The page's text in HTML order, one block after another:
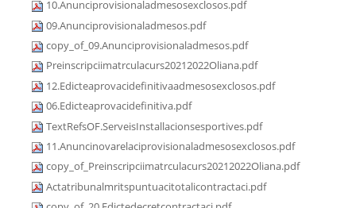
10.Anunciprovisionaladmesosexclosos.pdf
09.Anunciprovisionaladmesos.pdf
copy_of_09.Anunciprovisionaladmesos.pdf
Preinscripciimatrculacurs20212022Oliana.pdf
12.Edicteaprovacidefinitivaadmesosexclosos.pdf
06.Edicteaprovacidefinitiva.pdf
TextRefsOF.ServeisInstallacionsesportives.pdf
11.Anuncinovarelaciprovisionaladmesosexclosos.pdf
copy_of_Preinscripciimatrculacurs20212022Oliana.pdf
Actatribunalmritspuntuacitotalicontractaci.pdf